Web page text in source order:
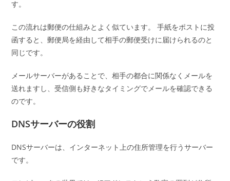
す。
この流れは郵便の仕組みとよく似ています。 手紙をポストに投
函すると、郵便局を経由して相手の郵便受けに届けられるのと
同じです。
メールサーバーがあることで、相手の都合に関係なくメールを
送れますし、受信側も好きなタイミングでメールを確認できる
のです。
DNSサーバーの役割
DNSサーバーは、インターネット上の住所管理を行うサーバー
です。